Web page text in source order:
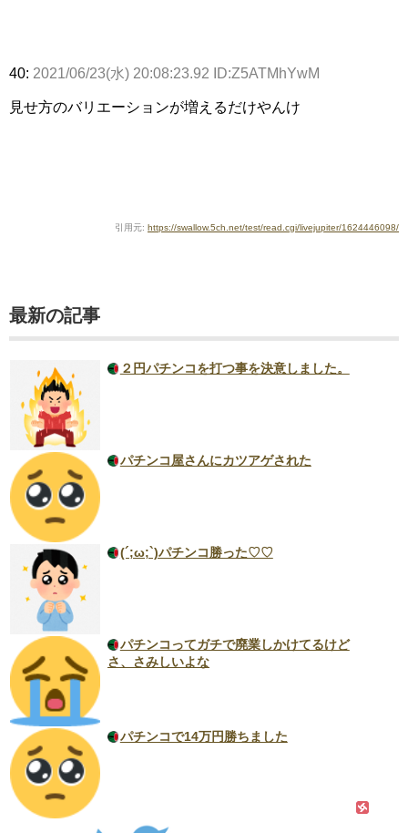
40: 2021/06/23(水) 20:08:23.92 ID:Z5ATMhYwM
見せ方のバリエーションが増えるだけやんけ
引用元: https://swallow.5ch.net/test/read.cgi/livejupiter/1624446098/
最新の記事
２円パチンコを打つ事を決意しました。
パチンコ屋さんにカツアゲされた
(´;ω;`)パチンコ勝った♡♡
パチンコってガチで廃業しかけてるけど
さ、さみしいよな
パチンコで14万円勝ちました